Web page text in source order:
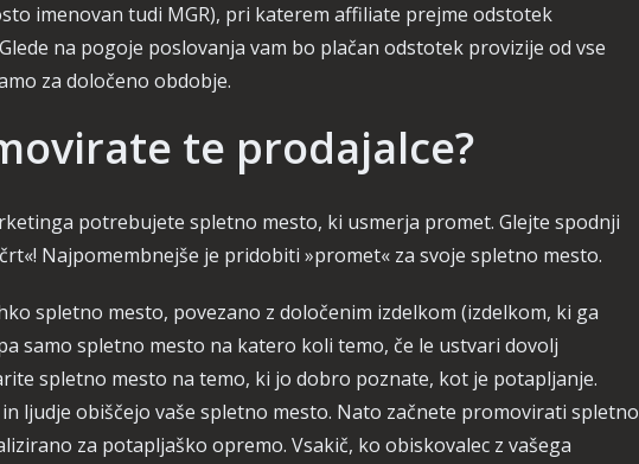
imenovan tudi MGR), pri katerem affiliate prejme odstotek
na pogoje poslovanja vam bo plačan odstotek provizije od vse
za določeno obdobje.
te prodajalce?
potrebujete spletno mesto, ki usmerja promet. Glejte spodnji
Najpomembnejše je pridobiti »promet« za svoje spletno mesto.
spletno mesto, povezano z določenim izdelkom (izdelkom, ki ga
samo spletno mesto na katero koli temo, če le ustvari dovolj
spletno mesto na temo, ki jo dobro poznate, kot je potapljanje.
ljudje obiščejo vaše spletno mesto. Nato začnete promovirati spletno
za potapljaško opremo. Vsakič, ko obiskovalec z vašega